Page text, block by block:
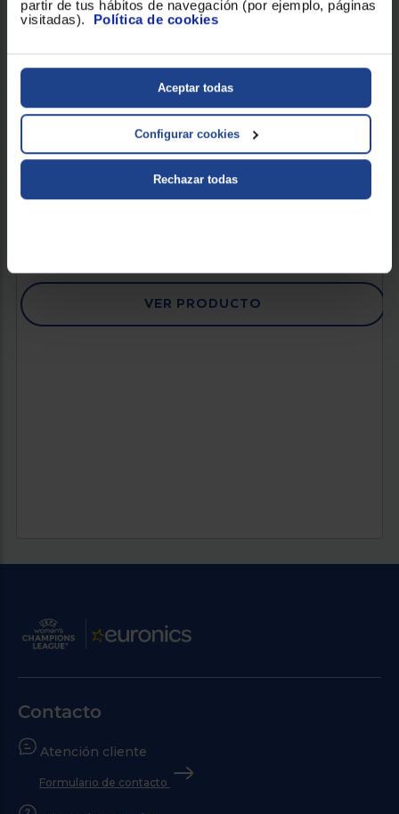
partir de tus hábitos de navegación (por ejemplo, páginas
visitadas). Política de cookies
Aceptar todas
Configurar cookies
Rechazar todas
LAVADORA DE CARGA FRONTAL BEKO
BM3WFT31041WB
Clasificación Energética : A
Capacidad de carga (Kg) : 10
Revoluciones (RPM) : 1400
VER PRODUCTO
Contacto
Atención cliente
Formulario de contacto